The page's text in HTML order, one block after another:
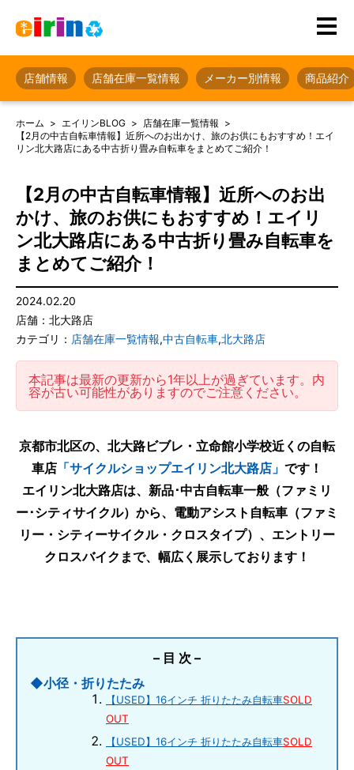
店舗情報 店舗在庫一覧情報 メーカー別情報 商品紹介
ホーム エイリンBLOG
店舗在庫一覧情報
【2月の中古自転車情報】近所へのお出かけ、旅のお供にもおすすめ！エイ
リン北大路店にある中古折り畳み自転車をまとめてご紹介！
【2月の中古自転車情報】近所へのお出
かけ、旅のお供にもおすすめ！エイリ
ン北大路店にある中古折り畳み自転車を
まとめてご紹介！
2024.02.20
店舗：北大路店
カテゴリ： 店舗在庫一覧情報,中古自転車,北大路店
本記事は最新の更新から1年以上が過ぎています。内
容が古い可能性がありますのでご注意ください。
京都市北区の、北大路ビブレ・立命館小学校近くの自転
車店 「サイクルショップエイリン北大路店」 です！
エイリン北大路店は、新品･中古自転車一般（ファミリ
ー･シティサイクル）から、電動アシスト自転車（ファミ
リー・シティーサイクル・クロスタイプ）、エントリー
クロスバイクまで、幅広く展示しております！
– 目 次 –
◆小径・折りたたみ
【USED】16インチ 折りたたみ自転車SOLD
OUT
【USED】16インチ 折りたたみ自転車SOLD
OUT